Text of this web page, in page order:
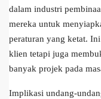
dalam industri
mereka untuk
peraturan yang ketat.
klien tetapi juga
banyak projek pada
Implikasi undang-